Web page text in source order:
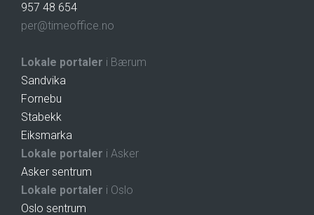
957 48 654
per@timeoffice.no
Lokale portaler i Bærum
Sandvika
Fornebu
Stabekk
Eiksmarka
Lokale portaler i Asker
Asker sentrum
Lokale portaler i Oslo
Oslo sentrum